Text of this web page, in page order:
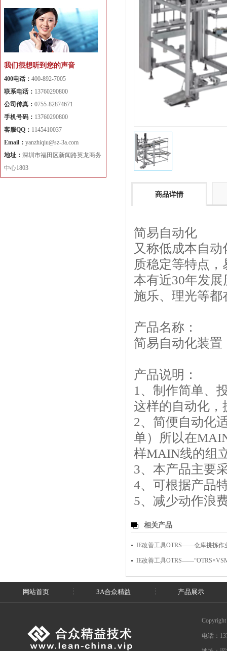
商品详情
简易自动化
又称低成本自
质稳定等特点
本有近30年发
施乐、理光等
产品名称：
简易自动化装置
产品说明：
1、制作简单、
这样的自动化
2、简便自动化
单）所以在
样MAIN线的组
3、本产品主要
4、可根据产品
5、减少动作浪
相关产品
IE改善工具OTRS——仓库挑拣作
IE改善工具
我们很想听到您的声音
400电话： 400-892-7005
联系电话： 13760290800
公司传真： 0755-82874671
手机号码： 13760290800
客服QQ： 1145410037
Email： yanzhiqiu@sz-3a.com
地址： 深圳市福田区新闻路英龙商务
中心1803
网站首页 3A合众精益 产品展示
电话：